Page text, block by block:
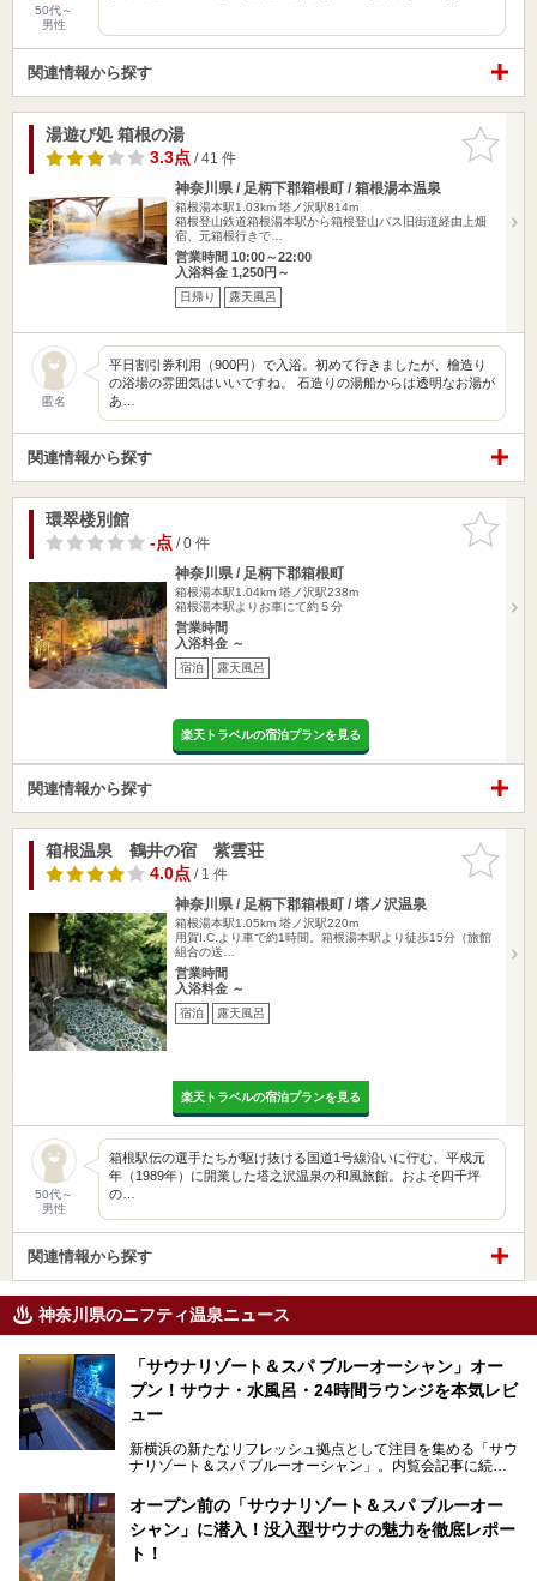
50代～
男性
関連情報から探す
お気に入
りに追加
湯遊び処 箱根の湯
3.3点/ 41 件
神奈川県 / 足柄下郡箱根町 / 箱根湯本温泉
箱根湯本駅1.03km 塔ノ沢駅814m
箱根登山鉄道箱根湯本駅から箱根登山バス旧街道経由上畑
宿、元箱根行きで…
営業時間 10:00～22:00
入浴料金 1,250円～
日帰り 露天風呂
匿名
平日割引券利用（900円）で入浴。初めて行きましたが、檜造り
の浴場の雰囲気はいいですね。 石造りの湯船からは透明なお湯が
あ…
関連情報から探す
お気に入
りに追加
環翠楼別館
-点/ 0 件
神奈川県 / 足柄下郡箱根町
箱根湯本駅1.04km 塔ノ沢駅238m
箱根湯本駅よりお車にて約５分
営業時間
入浴料金 ～
宿泊 露天風呂
楽天トラベルの宿泊プランを見る
関連情報から探す
お気に入
りに追加
箱根温泉 鶴井の宿 紫雲荘
4.0点/ 1 件
神奈川県 / 足柄下郡箱根町 / 塔ノ沢温泉
箱根湯本駅1.05km 塔ノ沢駅220m
用賀I.C.より車で約1時間。箱根湯本駅より徒歩15分（旅館
組合の送…
営業時間
入浴料金 ～
宿泊 露天風呂
楽天トラベルの宿泊プランを見る
50代～
男性
箱根駅伝の選手たちが駆け抜ける国道1号線沿いに佇む、平成元
年（1989年）に開業した塔之沢温泉の和風旅館。およそ四千坪
の…
関連情報から探す
神奈川県のニフティ温泉ニュース
「サウナリゾート＆スパ ブルーオーシャン」オー
プン！サウナ・水風呂・24時間ラウンジを本気レビ
ュー
新横浜の新たなリフレッシュ拠点として注目を集める「サウ
ナリゾート＆スパ ブルーオーシャン」。内覧会記事に続
す。サウナや水風呂の気持ちよさはもちろん、リラックスス
ペースの過ごしやすさまで徹底チェック。新横浜エリアで日
常の疲れをリセットしたい人、ライブやスポーツ観戦遠征組
は必見です。
オープン前の「サウナリゾート＆スパ ブルーオー
シャン」に潜入！没入型サウナの魅力を徹底レポー
ト！